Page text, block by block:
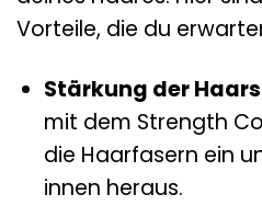
Vorteile, die du
Stärkung der
mit dem Strength
die Haarfasern ein
innen heraus.